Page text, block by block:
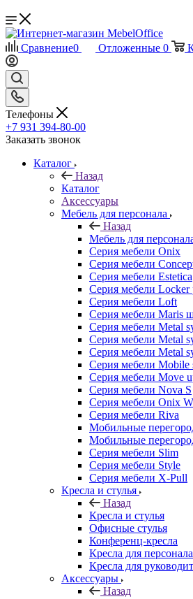
Сравнение0 Отложенные 0
Телефоны
+7 931 394-80-00
Заказать звонок
Каталог
Назад
Каталог
Аксессуары
Мебель для персонала
Назад
Мебель для
Серия мебели Onix
Серия мебели
Серия мебели Estetica
Серия мебели Locker
Серия мебели Loft
Серия мебели Maris
Серия мебели Metal
Серия мебели Metal
Серия мебели Metal
Серия мебели Mobile
Серия мебели Move
Серия мебели Nova S
Серия мебели Onix
Серия мебели Riva
Мобильные
Мобильные
Серия мебели Slim
Серия мебели Style
Серия мебели X-Pull
Кресла и стулья
Назад
Кресла и стулья
Офисные стулья
Конференц-кресла
Кресла для персонала
Кресла для
Аксессуары
Назад